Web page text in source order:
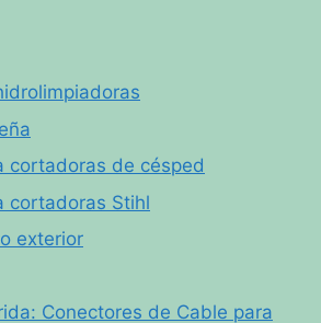
cortadoras de césped
cortadoras Stihl
exterior
Conectores de Cable para